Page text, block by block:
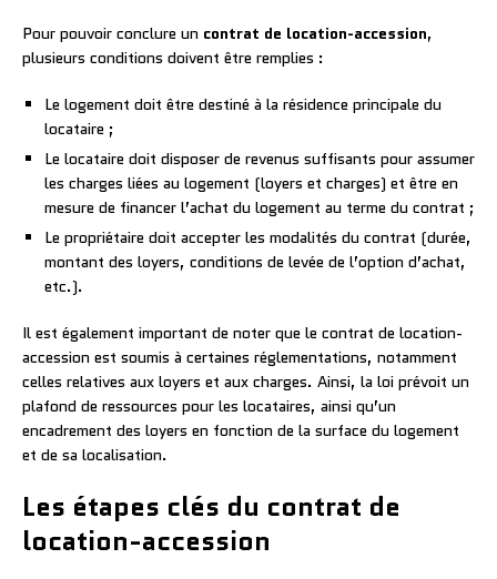
Pour pouvoir conclure un contrat de location-accession,
plusieurs conditions doivent être remplies :
Le logement doit être destiné à la résidence principale du
locataire ;
Le locataire doit disposer de revenus suffisants pour assumer
les charges liées au logement (loyers et charges) et être en
mesure de financer l’achat du logement au terme du contrat ;
Le propriétaire doit accepter les modalités du contrat (durée,
montant des loyers, conditions de levée de l’option d’achat,
etc.).
Il est également important de noter que le contrat de location-
accession est soumis à certaines réglementations, notamment
celles relatives aux loyers et aux charges. Ainsi, la loi prévoit un
plafond de ressources pour les locataires, ainsi qu’un
encadrement des loyers en fonction de la surface du logement
et de sa localisation.
Les étapes clés du contrat de
location-accession